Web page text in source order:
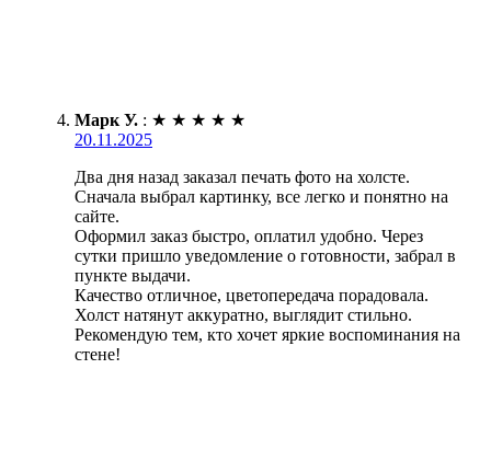
Марк У. : ★ ★ ★ ★ ★
20.11.2025
Два дня назад заказал печать фото на холсте.
Сначала выбрал картинку, все легко и понятно на
сайте.
Оформил заказ быстро, оплатил удобно. Через
сутки пришло уведомление о готовности, забрал в
пункте выдачи.
Качество отличное, цветопередача порадовала.
Холст натянут аккуратно, выглядит стильно.
Рекомендую тем, кто хочет яркие воспоминания на
стене!